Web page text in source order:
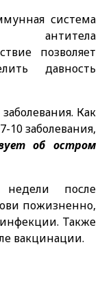
система
антитела
позволяет
давность
Как
заболевания,
об остром
после
пожизненно,
Также
вакцинации.